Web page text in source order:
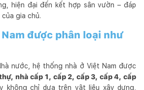
hiện đại đến kết hợp sân vườn – đáp
gia chủ.
được phân loại như
nước, hệ thống nhà ở Việt Nam được
nhà cấp 1, cấp 2, cấp 3, cấp 4, cấp
không chỉ dựa trên vật liệu xây dựng,